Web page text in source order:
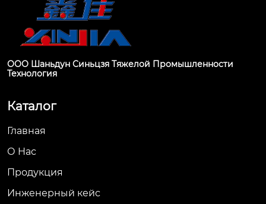
ООО Шаньдун Синьцзя Тяжелой Промышленности
Технология
Каталог
Главная
О Hас
Продукция
Инженерный кейс